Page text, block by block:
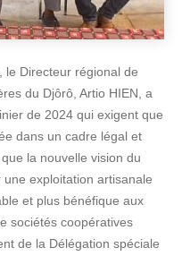
le Directeur régional de
du Djôrô, Artio HIEN, a
de 2024 qui exigent que
dans un cadre légal et
la nouvelle vision du
exploitation artisanale
et plus bénéfique aux
sociétés coopératives
de la Délégation spéciale